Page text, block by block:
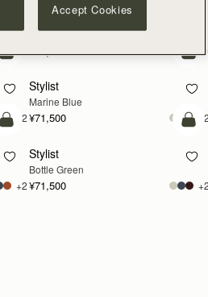
Multrees Chain Wallet
Black
¥64,900
カートに追加
+2
カ
Stylist
Marine Blue
¥71,500
カートに追加
+2
カ
Stylist
Bottle Green
¥71,500
Accept Cookies